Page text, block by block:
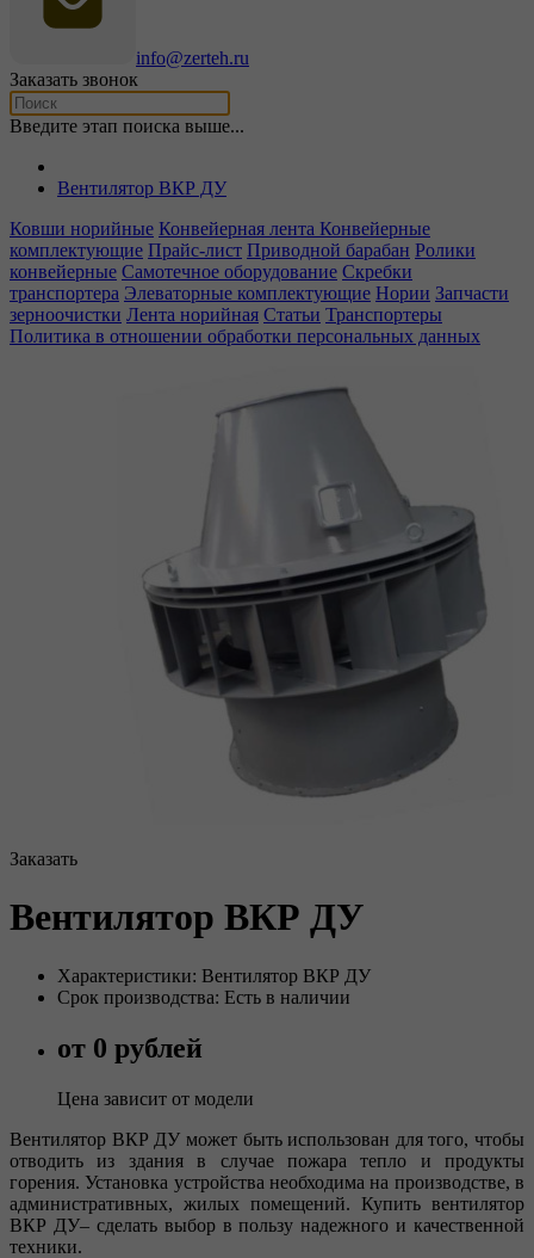
info@zerteh.ru
Заказать звонок
Введите этап поиска выше...
Вентилятор ВКР ДУ
Ковши норийные Конвейерная лента Конвейерные
комплектующие Прайс-лист Приводной барабан Ролики
конвейерные Самотечное оборудование Скребки
транспортера Элеваторные комплектующие Нории Запчасти
зерноочистки Лента норийная Статьи Транспортеры
Политика в отношении обработки персональных данных
Заказать
Вентилятор ВКР ДУ
Характеристики: Вентилятор ВКР ДУ
Срок производства: Есть в наличии
от 0 рублей
Цена зависит от модели
Вентилятор ВКР ДУ может быть использован для того, чтобы
отводить из здания в случае пожара тепло и продукты
горения. Установка устройства необходима на производстве, в
административных, жилых помещений. Купить вентилятор
ВКР ДУ– сделать выбор в пользу надежного и качественной
техники.